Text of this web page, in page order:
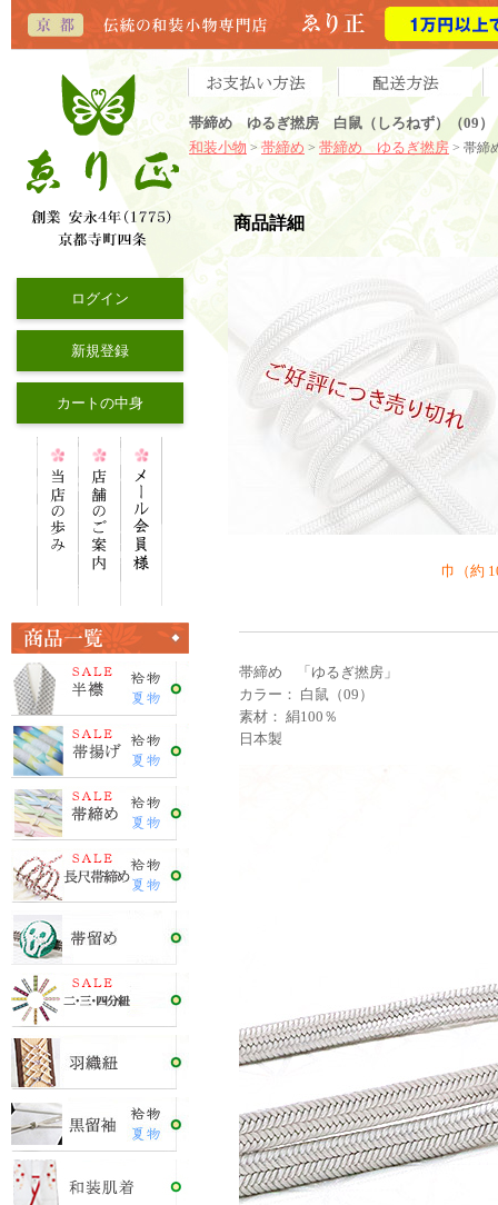
帯締め ゆるぎ撚房 白鼠（しろねず）（09）
和装小物 > 帯締め > 帯締め ゆるぎ撚房 > 帯締
ログイン
新規登録
カートの中身
商品詳細
巾（約
帯締め 「ゆるぎ撚房」
カラー： 白鼠（09）
素材： 絹100％
日本製